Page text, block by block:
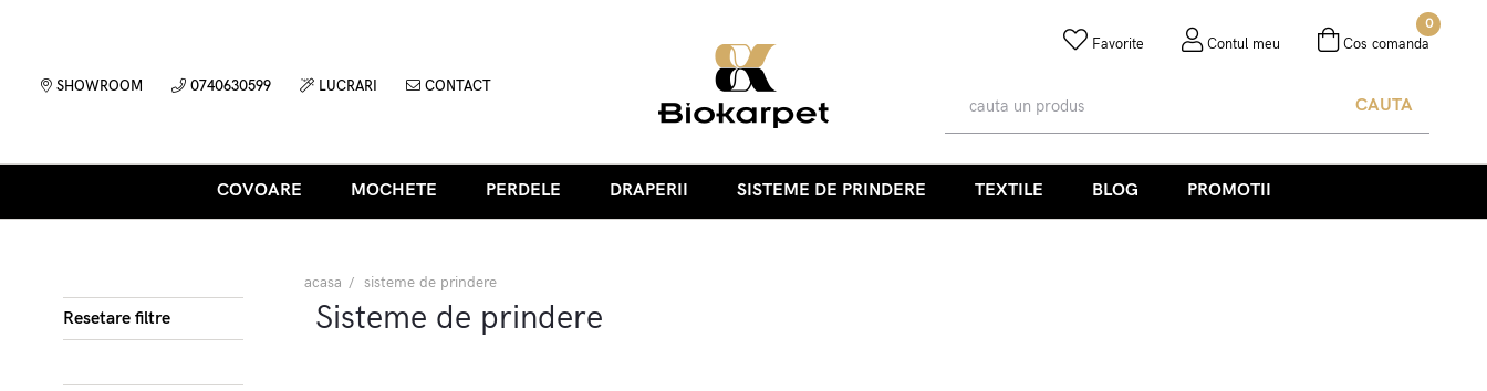
SHOWROOM 0740630599 LUCRARI CONTACT
Favorite Contul meu
0
Cos comanda
CAUTA
COVOARE MOCHETE PERDELE DRAPERII SISTEME DE PRINDERE TEXTILE BLOG PROMOTII
Resetare filtre
acasa sisteme de prindere
Sisteme de prindere